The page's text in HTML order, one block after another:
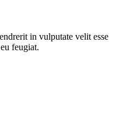
in vulputate velit esse
feugiat.